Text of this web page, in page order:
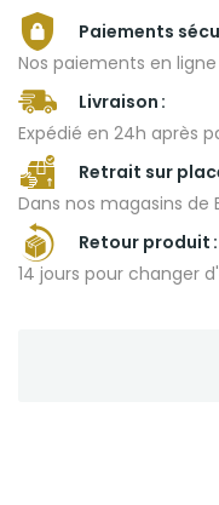
Paiements
Nos paiements en
Livraison
Expédié en 24h après
Retrait sur
Dans nos magasins de
Retour produit
14 jours pour changer